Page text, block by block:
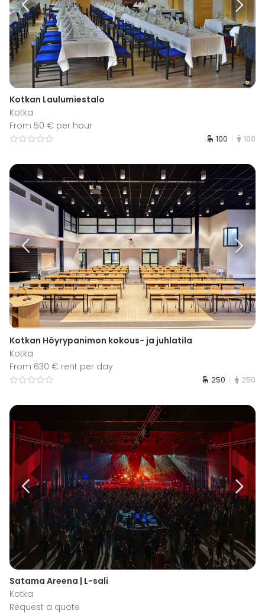
Kotkan Laulumiestalo
Kotka
From 50 € per hour
100 100
Kotkan Höyrypanimon kokous- ja juhlatila
Kotka
From 630 € rent per day
250 250
Satama Areena | L-sali
Kotka
Request a quote